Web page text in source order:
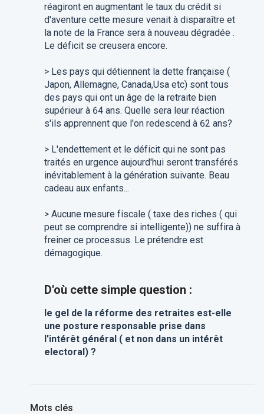
réagiront en augmentant le taux du crédit si
d'aventure cette mesure venait à disparaître et
la note de la France sera à nouveau dégradée .
Le déficit se creusera encore.
> Les pays qui détiennent la dette française (
Japon, Allemagne, Canada,Usa etc) sont tous
des pays qui ont un âge de la retraite bien
supérieur à 64 ans. Quelle sera leur réaction
s'ils apprennent que l'on redescend à 62 ans?
> L'endettement et le déficit qui ne sont pas
traités en urgence aujourd'hui seront transférés
inévitablement à la génération suivante. Beau
cadeau aux enfants...
> Aucune mesure fiscale ( taxe des riches ( qui
peut se comprendre si intelligente)) ne suffira à
freiner ce processus. Le prétendre est
démagogique.
D'où cette simple question :
le gel de la réforme des retraites est-elle
une posture responsable prise dans
l'intérêt général ( et non dans un intérêt
electoral) ?
Mots clés